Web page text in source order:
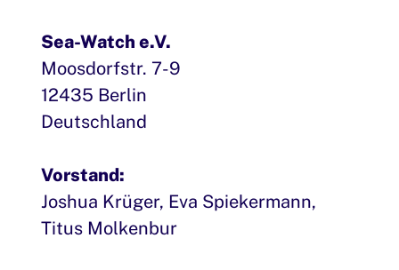
Sea-Watch e.V.
Moosdorfstr. 7-9
12435 Berlin
Deutschland
Vorstand:
Joshua Krüger, Eva Spiekermann,
Titus Molkenbur